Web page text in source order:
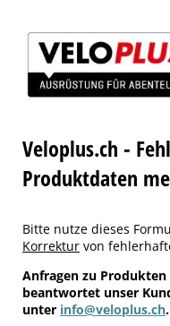
Veloplus.ch -
Produktdaten
Bitte nutze dieses
Korrektur von
Anfragen zu
beantwortet unser
unter info@veloplus.ch.